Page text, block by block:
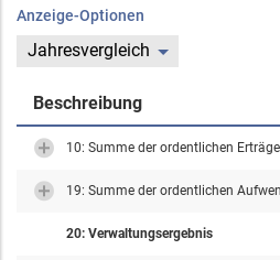
Anzeige-Optionen
Jahresvergleich
Beschreibung
10: Summe der ordentlichen Erträge
19: Summe der ordentlichen
20: Verwaltungsergebnis